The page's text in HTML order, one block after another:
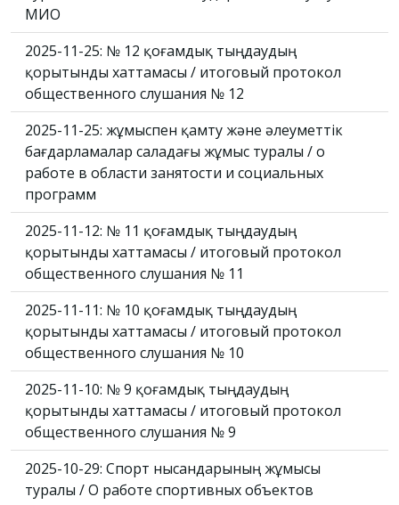
МИО
2025-11-25: № 12 қоғамдық тыңдаудың
қорытынды хаттамасы / итоговый протокол
общественного слушания № 12
2025-11-25: жұмыспен қамту және әлеуметтік
бағдарламалар саладағы жұмыс туралы / о
работе в области занятости и социальных
программ
2025-11-12: № 11 қоғамдық тыңдаудың
қорытынды хаттамасы / итоговый протокол
общественного слушания № 11
2025-11-11: № 10 қоғамдық тыңдаудың
қорытынды хаттамасы / итоговый протокол
общественного слушания № 10
2025-11-10: № 9 қоғамдық тыңдаудың
қорытынды хаттамасы / итоговый протокол
общественного слушания № 9
2025-10-29: Спорт нысандарының жұмысы
туралы / О работе спортивных объектов